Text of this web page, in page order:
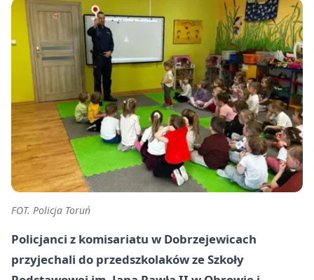
FOT. Policja Toruń
Policjanci z komisariatu w Dobrzejewicach
przyjechali do przedszkolaków ze Szkoły